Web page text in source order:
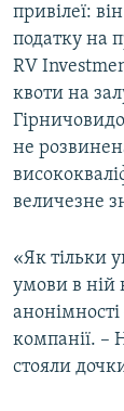
привілеї:
податку на
RV
квоти на
не
величезне
«Як тільки
умови в ній
компанії. –
стояли